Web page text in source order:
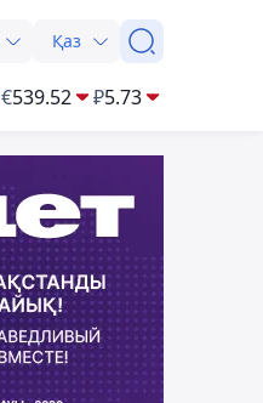
Қаз
€539.52 ₽5.73